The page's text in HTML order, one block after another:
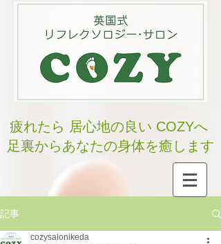
疲れたら 居心地の良い COZYへ
足裏からあなたの身体を癒します
記事
cozysalonikeda